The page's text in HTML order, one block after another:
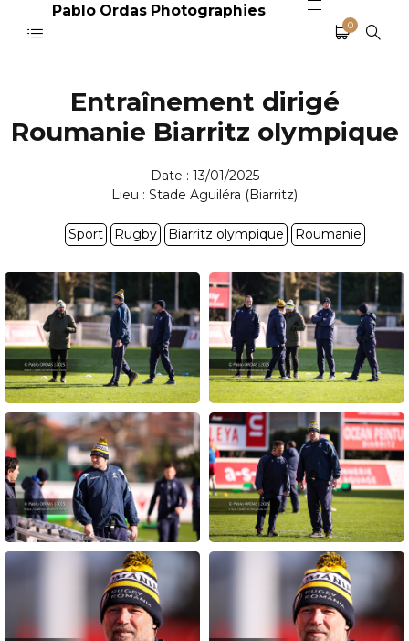
Pablo Ordas Photographies
0
Entraînement dirigé
Roumanie Biarritz olympique
Date : 13/01/2025
Lieu : Stade Aguiléra (Biarritz)
Sport Rugby Biarritz olympique Roumanie